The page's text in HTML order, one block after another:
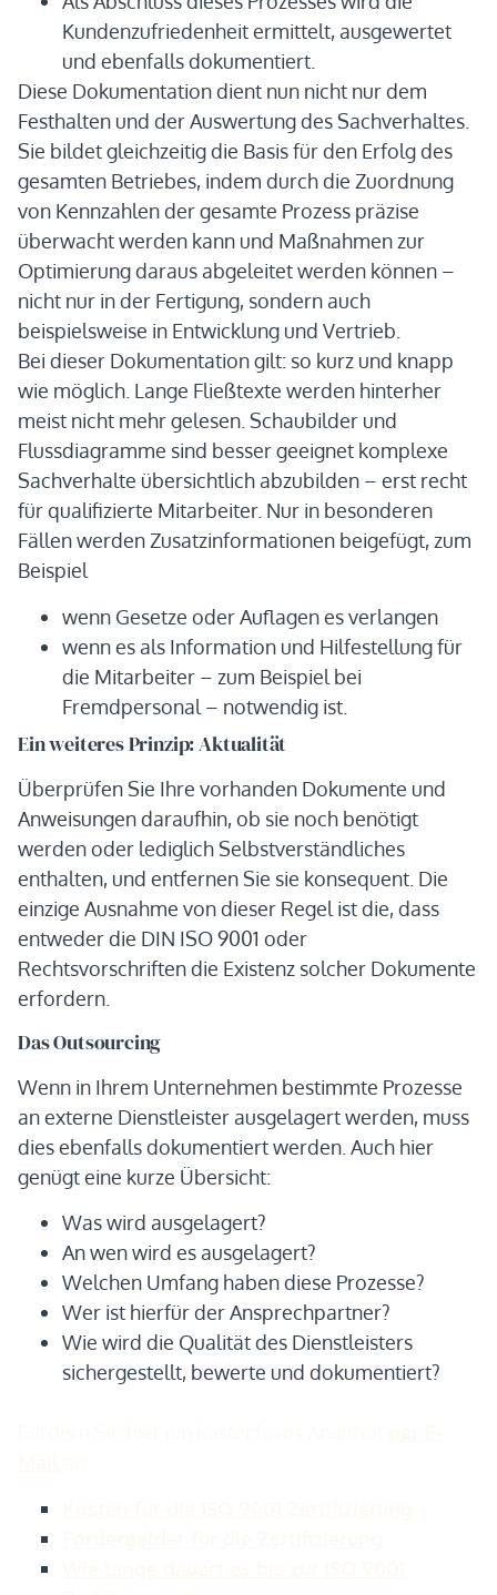
Kundenzufriedenheit ermittelt, ausgewertet
und ebenfalls dokumentiert.
Diese Dokumentation dient nun nicht nur dem
Festhalten und der Auswertung des Sachverhaltes.
Sie bildet gleichzeitig die Basis für den Erfolg des
gesamten Betriebes, indem durch die Zuordnung
von Kennzahlen der gesamte Prozess präzise
überwacht werden kann und Maßnahmen zur
Optimierung daraus abgeleitet werden können –
nicht nur in der Fertigung, sondern auch
beispielsweise in Entwicklung und Vertrieb.
Bei dieser Dokumentation gilt: so kurz und knapp
wie möglich. Lange Fließtexte werden hinterher
meist nicht mehr gelesen. Schaubilder und
Flussdiagramme sind besser geeignet komplexe
Sachverhalte übersichtlich abzubilden – erst recht
für qualifizierte Mitarbeiter. Nur in besonderen
Fällen werden Zusatzinformationen beigefügt, zum
Beispiel
wenn Gesetze oder Auflagen es verlangen
wenn es als Information und Hilfestellung für
die Mitarbeiter – zum Beispiel bei
Fremdpersonal – notwendig ist.
Ein weiteres Prinzip: Aktualität
Überprüfen Sie Ihre vorhanden Dokumente und
Anweisungen daraufhin, ob sie noch benötigt
werden oder lediglich Selbstverständliches
enthalten, und entfernen Sie sie konsequent. Die
einzige Ausnahme von dieser Regel ist die, dass
entweder die DIN ISO 9001 oder
Rechtsvorschriften die Existenz solcher Dokumente
erfordern.
Das Outsourcing
Wenn in Ihrem Unternehmen bestimmte Prozesse
an externe Dienstleister ausgelagert werden, muss
dies ebenfalls dokumentiert werden. Auch hier
genügt eine kurze Übersicht:
Was wird ausgelagert?
An wen wird es ausgelagert?
Welchen Umfang haben diese Prozesse?
Wer ist hierfür der Ansprechpartner?
Wie wird die Qualität des Dienstleisters
sichergestellt, bewerte und dokumentiert?